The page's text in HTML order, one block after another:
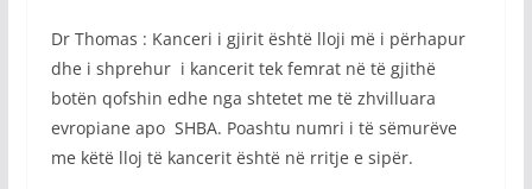
Dr Thomas : Kanceri i gjirit është lloji më i përhapur
dhe i shprehur i kancerit tek femrat në të gjithë
botën qofshin edhe nga shtetet me të zhvilluara
evropiane apo SHBA. Poashtu numri i të sëmurëve
me këtë lloj të kancerit është në rritje e sipër.